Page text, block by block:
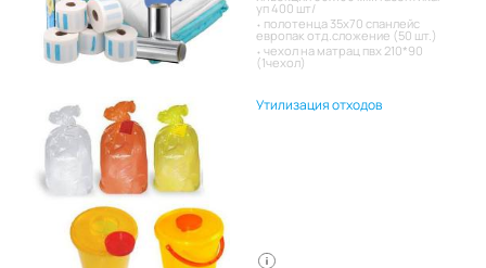
уп 400 шт/
полотенца 35х70 спанлейс
европак отд.сложение (50 шт.)
чехол на матрац пвх 210*90
(1чехол)
Утилизация отходов